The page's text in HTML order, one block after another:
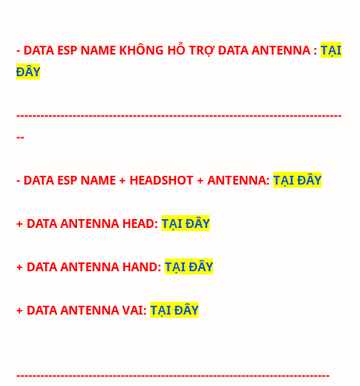
- DATA ESP NAME KHÔNG HỖ TRỢ DATA ANTENNA : TẠI
ĐÂY
---------------------------------------------------------------------------------
--
- DATA ESP NAME + HEADSHOT + ANTENNA: TẠI ĐÂY
+ DATA ANTENNA HEAD: TẠI ĐÂY
+ DATA ANTENNA HAND: TẠI ĐÂY
+ DATA ANTENNA VAI: TẠI ĐÂY
------------------------------------------------------------------------------